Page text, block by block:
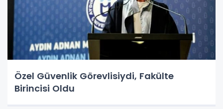
Özel Güvenlik Görevlisiydi, Fakülte
Birincisi Oldu